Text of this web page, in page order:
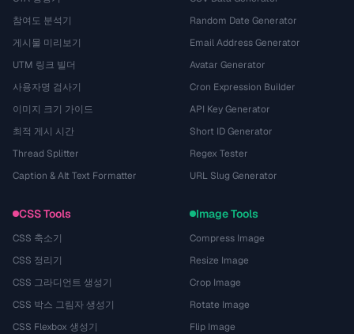
참여도 분석기
게시물 미리보기
UTM 링크 빌더
사용자명 검사기
이미지 크기 가이드
최적 게시 시간
Thread Splitter
Caption & Alt Text Formatter
Random Date Generator
Email Address Generator
Avatar Generator
Cron Expression Builder
API Key Generator
Short ID Generator
Regex Tester
URL Slug Generator
CSS Tools
CSS 축소기
CSS 정리기
CSS 그라디언트 생성기
CSS 박스 그림자 생성기
CSS Flexbox 생성기
Image Tools
Compress Image
Resize Image
Crop Image
Rotate Image
Flip Image